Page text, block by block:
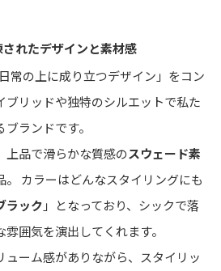
れたデザインと素材感
常の上に成り立つデザイン」をコン
ブリッドや独特のシルエットで私た
ランドです。
上品で滑らかな質感のスウェード素
カラーはどんなスタイリングにも
ラック 」となっており、シックで落
囲気を演出してくれます。
ューム感がありながら、スタイリッ